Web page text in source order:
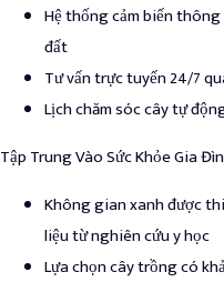
Hệ thống cảm biến
đất
Tư vấn trực tuyến 24/7
Lịch chăm sóc cây tự
Tập Trung Vào Sức Khỏe Gia
Không gian xanh được
liệu từ nghiên cứu y học
Lựa chọn cây trồng có